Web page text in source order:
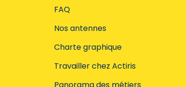
FAQ
Nos antennes
Charte graphique
Travailler chez Actiris